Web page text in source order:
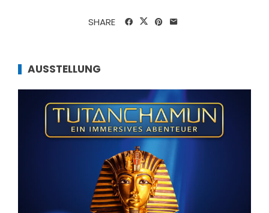
SHARE
AUSSTELLUNG